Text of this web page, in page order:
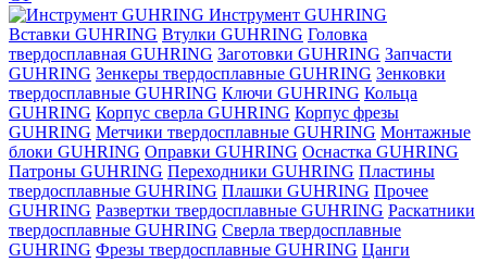
Инструмент GUHRING
Вставки GUHRING Втулки GUHRING Головка
твердосплавная GUHRING Заготовки GUHRING Запчасти
GUHRING Зенкеры твердосплавные GUHRING Зенковки
твердосплавные GUHRING Ключи GUHRING Кольца
GUHRING Корпус сверла GUHRING Корпус фрезы
GUHRING Метчики твердосплавные GUHRING Монтажные
блоки GUHRING Оправки GUHRING Оснастка GUHRING
Патроны GUHRING Переходники GUHRING Пластины
твердосплавные GUHRING Плашки GUHRING Прочее
GUHRING Развертки твердосплавные GUHRING Раскатники
твердосплавные GUHRING Сверла твердосплавные
GUHRING Фрезы твердосплавные GUHRING Цанги